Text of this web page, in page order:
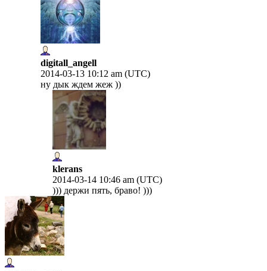
digitall_angell
2014-03-13 10:12 am (UTC)
ну дык ждем жеж ))
klerans
2014-03-14 10:46 am (UTC)
))) держи пять, браво! )))